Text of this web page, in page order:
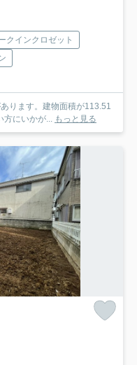
クインクロゼット
ります。建物面積が113.51
方にいかが... もっと見る